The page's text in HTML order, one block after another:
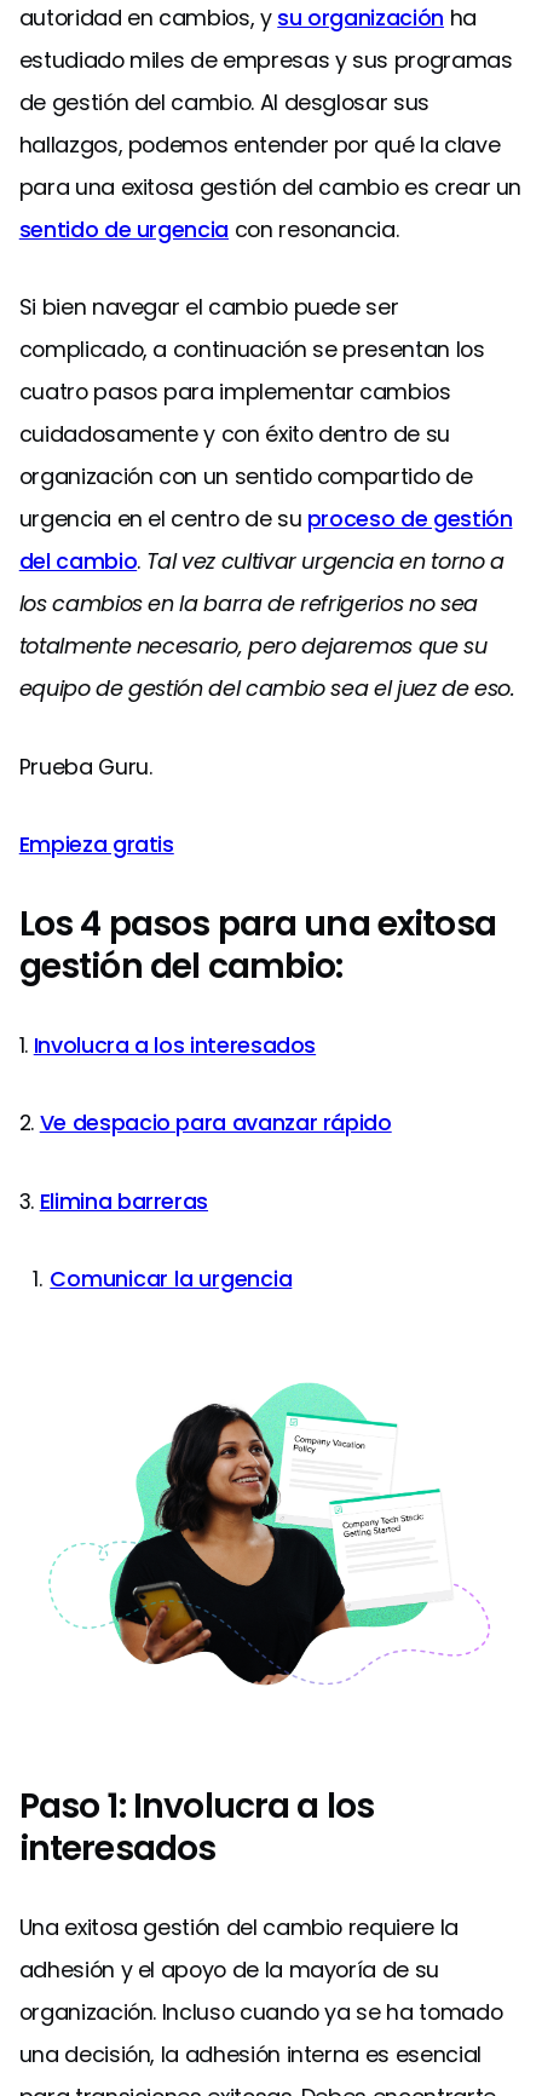
autoridad en cambios, y su organización ha
estudiado miles de empresas y sus programas
de gestión del cambio. Al desglosar sus
hallazgos, podemos entender por qué la clave
para una exitosa gestión del cambio es crear un
sentido de urgencia con resonancia.
Si bien navegar el cambio puede ser
complicado, a continuación se presentan los
cuatro pasos para implementar cambios
cuidadosamente y con éxito dentro de su
organización con un sentido compartido de
urgencia en el centro de su proceso de gestión
del cambio. Tal vez cultivar urgencia en torno a
los cambios en la barra de refrigerios no sea
totalmente necesario, pero dejaremos que su
equipo de gestión del cambio sea el juez de eso.
Prueba Guru.
Empieza gratis
Los 4 pasos para una exitosa
gestión del cambio:
1. Involucra a los interesados
2. Ve despacio para avanzar rápido
3. Elimina barreras
Comunicar la urgencia
Paso 1: Involucra a los
interesados
Una exitosa gestión del cambio requiere la
adhesión y el apoyo de la mayoría de su
organización. Incluso cuando ya se ha tomado
una decisión, la adhesión interna es esencial